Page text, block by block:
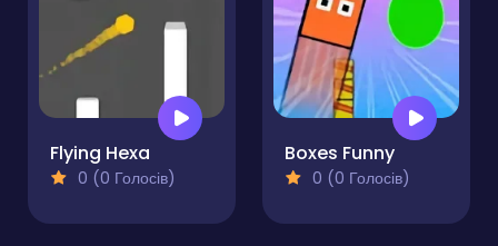
Flying Hexa
0 (0 Голосів)
Boxes Funny
0 (0 Голосів)